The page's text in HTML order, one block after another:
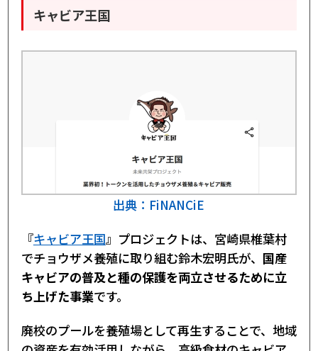
キャビア王国
出典：FiNANCiE
『キャビア王国』プロジェクトは、宮崎県椎葉村
でチョウザメ養殖に取り組む鈴木宏明氏が、 国産
キャビアの普及と種の保護を両立させるために立
ち上げた事業です。
廃校のプールを養殖場として再生することで、地域